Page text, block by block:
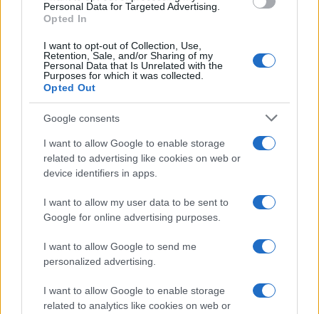
Personal Data for Targeted Advertising.
Opted In
I want to opt-out of Collection, Use,
Retention, Sale, and/or Sharing of my
Personal Data that Is Unrelated with the
Purposes for which it was collected.
Opted Out
Google consents
I want to allow Google to enable storage
related to advertising like cookies on web or
device identifiers in apps.
I want to allow my user data to be sent to
Google for online advertising purposes.
I want to allow Google to send me
personalized advertising.
I want to allow Google to enable storage
related to analytics like cookies on web or
PSICOLOGIA
Cover iconiche e cultura teen: psicologia, esempi e
playlist
PIÙ LETTI